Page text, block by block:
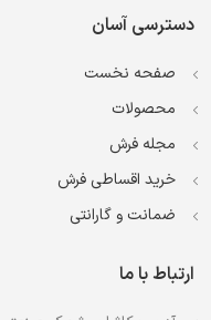
دسترسی آسان
صفحه نخست
محصولات
مجله فرش
خرید اقساطی فرش
ضمانت و گارانتی
ارتباط با ما